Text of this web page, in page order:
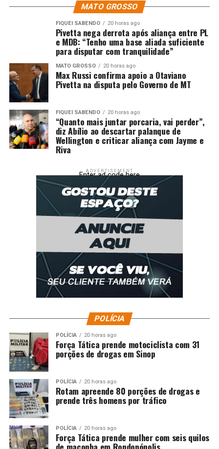
30.1 (em alta definição) e 3.2 (dentro da rede legislativa).
O canal 30.1 é o principal canal da TV Assembleia,
transmitindo em Cuiabá e Várzea Grande. No interior do
estado, a programação é transmitida pelo canal 9.2.
“A expectativa para 2026 é expandir a cobertura da TV
Assembleia priorizando os principais polos e municípios.
As iniciativas de expansão que não forem concluídas
este ano deverão ter continuidade, possivelmente a
partir do final de 2026 ou em 2027. Isso tudo graças ao
apoio da Mesa Diretora e também à parceria com as
câmaras municipais, que passam a ganhar mais um canal
digital aberto”, finalizou Neto.
Comentários
AMPLIA ASSEMBLEIA
ESTADO INTERIOR PARA
Rádio Assembleia articula novidades para 2026 com
foco em música e integração nacional
MATO GROSSO
FIQUEI SABENDO 20 horas ago
Pivetta nega derrota após aliança entre PL
e MDB: “Tenho uma base aliada suficiente
para disputar com tranquilidade”
MATO GROSSO 20 horas ago
Max Russi confirma apoio a Otaviano
Pivetta na disputa pelo Governo de MT
FIQUEI SABENDO 20 horas ago
“Quanto mais juntar porcaria, vai perder”,
diz Abílio ao descartar palanque de
Wellington e criticar aliança com Jayme e
Riva
ADVERTISEMENT
Enter ad code here
POLÍCIA
POLÍCIA 20 horas ago
Força Tática prende motociclista com 31
porções de drogas em Sinop
POLÍCIA 20 horas ago
Rotam apreende 80 porções de drogas e
prende três homens por tráfico
POLÍCIA 20 horas ago
Força Tática prende mulher com seis quilos